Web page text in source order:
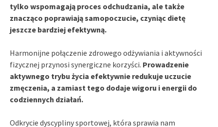
tylko wspomagają proces odchudzania, ale także
znacząco poprawiają samopoczucie, czyniąc dietę
jeszcze bardziej efektywną.
Harmonijne połączenie zdrowego odżywiania i aktywności
fizycznej przynosi synergiczne korzyści. Prowadzenie
aktywnego trybu życia efektywnie redukuje uczucie
zmęczenia, a zamiast tego dodaje wigoru i energii do
codziennych działań.
Odkrycie dyscypliny sportowej, która sprawia nam